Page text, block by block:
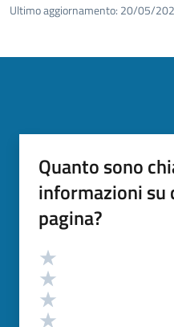
Ultimo aggiornamento: 20/05/
Quanto sono
informazioni su
pagina?
Valutazione